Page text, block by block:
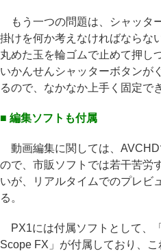
もう一つの問題は、シャッタ
掛けを何か考えなければならな
丸めた玉を輪ゴムで止めて押し
いかんせんシャッターボタンが
るので、なかなか上手く固定で
■ 編集ソフトも付属
動画編集に関しては、
ので、市販ソフトでは若干苦労
いが、リアルタイムでのプレビ
る。
PX1には付属ソフトとして、
Scope FX」が付属しており、こ